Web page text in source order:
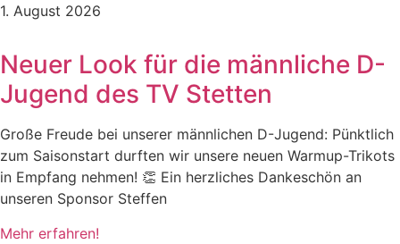
1. August 2026
Neuer Look für die männliche D-
Jugend des TV Stetten
Große Freude bei unserer männlichen D-Jugend: Pünktlich
zum Saisonstart durften wir unsere neuen Warmup-Trikots
in Empfang nehmen! 👏 Ein herzliches Dankeschön an
unseren Sponsor Steffen
Mehr erfahren!